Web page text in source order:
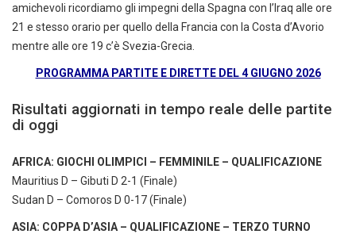
amichevoli ricordiamo gli impegni della Spagna con l’Iraq alle ore
21 e stesso orario per quello della Francia con la Costa d’Avorio
mentre alle ore 19 c’è Svezia-Grecia.
PROGRAMMA PARTITE E DIRETTE DEL 4 GIUGNO 2026
Risultati aggiornati in tempo reale delle partite
di oggi
AFRICA: GIOCHI OLIMPICI – FEMMINILE – QUALIFICAZIONE
Mauritius D – Gibuti D 2-1 (Finale)
Sudan D – Comoros D 0-17 (Finale)
ASIA: COPPA D’ASIA – QUALIFICAZIONE – TERZO TURNO